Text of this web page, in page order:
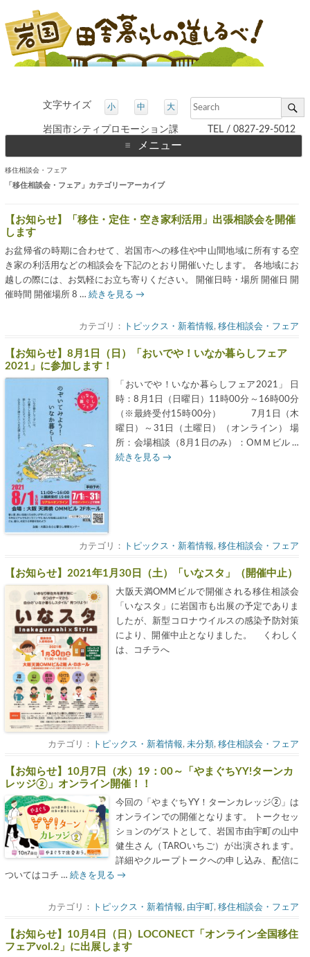
文字サイズ 小 中 大
岩国市シティプロモーション課 TEL / 0827-29-5012
メニュー
テ
ン
ス
プ
移住相談会・フェア
「 移住相談会・フェア 」カテゴリーアーカイブ
【お知らせ】「移住・定住・空き家利活用」出張相談会を開催
します
お盆帰省の時期に合わせて、岩国市への移住や中山間地域に所有する空
き家の利活用などの相談会を下記のとおり開催いたします。 各地域にお
越しの際には、お気軽にお立ち寄りください。 開催日時・場所 開催日 開
催時間 開催場所 8 … 続きを見る →
カテゴリ： トピックス・新着情報,移住相談会・フェア
【お知らせ】8月1日（日）「おいでや！いなか暮らしフェア
2021」に参加します！
「おいでや！いなか暮らしフェア2021」 日
時：8月1日（日曜日）11時00分～16時00分
（※最終受付15時00分） 7月1日（木
曜日）～31日（土曜日）（オンライン） 場
所：会場相談（8月1日のみ）：OＭＭビル …
続きを見る →
カテゴリ： トピックス・新着情報,移住相談会・フェア
【お知らせ】2021年1月30日（土）「いなスタ」（開催中止）
大阪天満OMMビルで開催される移住相談会
「いなスタ」に岩国市も出展の予定でありま
したが、新型コロナウイルスの感染予防対策
により、開催中止となりました。 くわしく
は、コチラへ
カテゴリ： トピックス・新着情報,未分類,移住相談会・フェア
【お知らせ】10月7日（水）19：00～「やまぐちYY!ターンカ
レッジ②」オンライン開催！！
今回の「やまぐちYY！ターンカレッジ②」は
オンラインでの開催となります。 トークセッ
ションのゲストとして、岩国市由宇町の山中
健生さん（TAROいちご）が出演されます。
詳細やクループトークへの申し込み、配信に
ついてはコチ … 続きを見る →
カテゴリ： トピックス・新着情報, 由宇町 ,移住相談会・フェア
【お知らせ】10月4日（日）LOCONECT「オンライン全国移住
フェアvol.2」に出展します